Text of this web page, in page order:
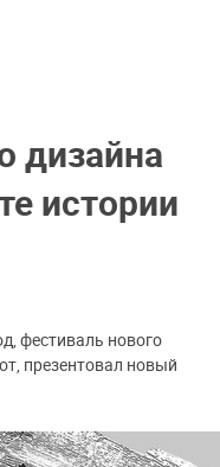
дизайна
истории
фестиваль нового
презентовал новый